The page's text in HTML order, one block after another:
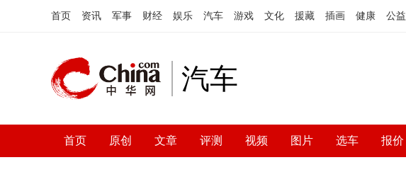
首页 资讯 军事 财经 娱乐 汽车 游戏 文化 援藏 插画 健康 公益
汽车
首页 原创 文章 评测 视频 图片 选车 报价